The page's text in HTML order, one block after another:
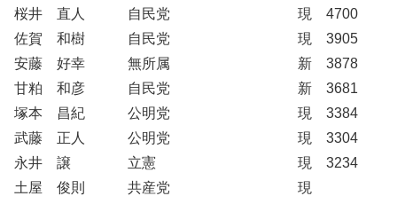
桜井 直人 自民党 現 4700
佐賀 和樹 自民党 現 3905
安藤 好幸 無所属 新 3878
甘粕 和彦 自民党 新 3681
塚本 昌紀 公明党 現 3384
武藤 正人 公明党 現 3304
永井 譲 立憲 現 3234
土屋 俊則 共産党 現